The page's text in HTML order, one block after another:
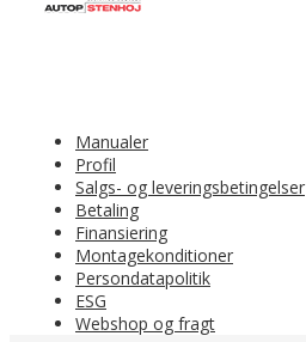
Manualer
Profil
Salgs- og leveringsbetingelser
Betaling
Finansiering
Montagekonditioner
Persondatapolitik
ESG
Webshop og fragt